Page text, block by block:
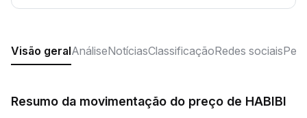
Visão geralAnáliseNotíciasClassificaçãoRedes sociais
Resumo da movimentação do preço de HABIBI